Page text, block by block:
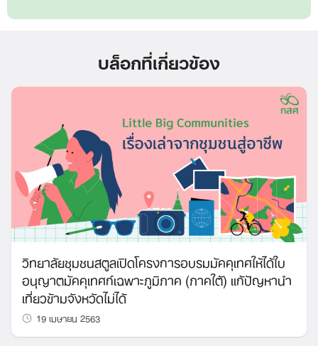
บล็อกที่เกี่ยวข้อง
วิทยาลัยชุมชนสตูลเปิดโครงการอบรมมัคคุเทศให้ได้ใบ
อนุญาตมัคคุเทศก์เฉพาะภูมิภาค (ภาคใต้) แก้ปัญหานำ
เที่ยวข้ามจังหวัดไม่ได้
19 เมษายน 2563